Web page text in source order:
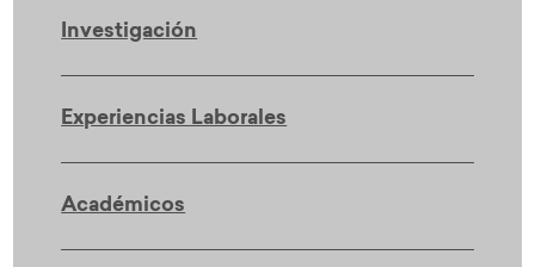
Investigación
Experiencias Laborales
Académicos